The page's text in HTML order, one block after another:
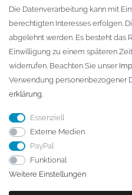
D-01796 Pirna
Telefon:+49 (0)3501 507295
info@dach-teufel.de
Die Datenverarbeitung kann mit
berechtigten Interesses erfolgen.
abgelehnt werden. Es besteht das
Einwilligung zu einem späteren
widerrufen. Beachten Sie unser
Verwendung personenbezogener
erklärung.
Essenziell
Externe Medien
PayPal
Funktional
Weitere Einstellungen